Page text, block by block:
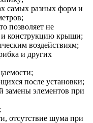
самых разных форм и
позволяет не
и конструкцию крыши;
воздействиям;
и других
после установки;
замены элементов при
отсутствие шума при